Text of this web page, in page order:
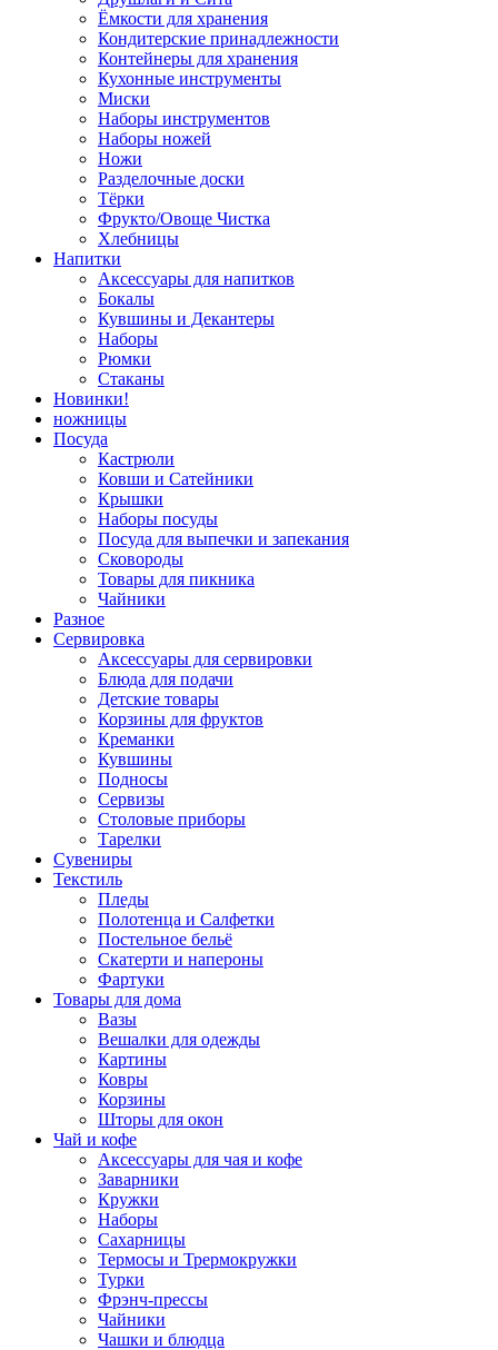
Ёмкости для хранения
Кондитерские принадлежности
Контейнеры для хранения
Кухонные инструменты
Миски
Наборы инструментов
Наборы ножей
Ножи
Разделочные доски
Тёрки
Фрукто/Овоще Чистка
Хлебницы
Напитки
Аксессуары для напитков
Бокалы
Кувшины и Декантеры
Наборы
Рюмки
Стаканы
Новинки!
ножницы
Посуда
Кастрюли
Ковши и Сатейники
Крышки
Наборы посуды
Посуда для выпечки и запекания
Сковороды
Товары для пикника
Чайники
Разное
Сервировка
Аксессуары для сервировки
Блюда для подачи
Детские товары
Корзины для фруктов
Креманки
Кувшины
Подносы
Сервизы
Столовые приборы
Тарелки
Сувениры
Текстиль
Пледы
Полотенца и Салфетки
Постельное бельё
Скатерти и напероны
Фартуки
Товары для дома
Вазы
Вешалки для одежды
Картины
Ковры
Корзины
Шторы для окон
Чай и кофе
Аксессуары для чая и кофе
Заварники
Кружки
Наборы
Сахарницы
Термосы и Трермокружки
Турки
Фрэнч-прессы
Чайники
Чашки и блюдца